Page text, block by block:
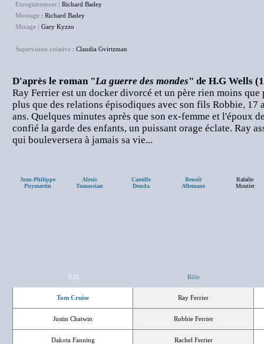
Enregistrement : Richard Badey
Montage : Richard Badey
Mixage : Gary Kyzzo
Supervision créative : Claudia Gvirtzman
D'après le roman "La guerre des mondes" de H.G Wells
Ray Ferrier est un docker divorcé et un père rien moins
plus que des relations épisodiques avec son fils Robbie, 17
ans. Quelques minutes après que son ex-femme et l'époux
confié la garde des enfants, un puissant orage éclate. Ray
qui bouleversera à jamais sa vie...
Jean-Philippe
Puymartin
Alexis
Tomassian
Camille
Donda
Benoît
Allemane
Rafaèle
Moutier
V.O Rôle
Tom Cruise Ray Ferrier
Justin Chatwin Robbie Ferrier
Dakota Fanning Rachel Ferrier